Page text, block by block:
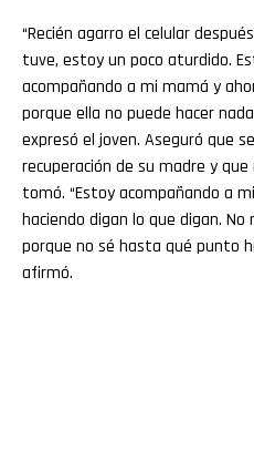
“Recién agarro el celular
tuve, estoy un poco aturdido.
acompañando a mi mamá y
porque ella no puede hacer
expresó el joven. Aseguró que
recuperación de su madre y
tomó. “Estoy acompañando a
haciendo digan lo que digan.
porque no sé hasta qué punto
afirmó.